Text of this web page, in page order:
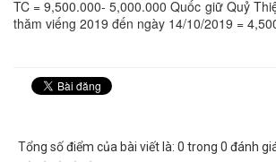
TC = 9,500.000- 5,000.000 Quốc giữ Quỷ
thăm viếng 2019 đến ngày 14/10/2019 =
Tổng số điểm của bài viết là: 0 trong 0 đánh